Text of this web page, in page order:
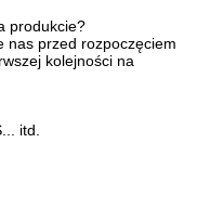
produkcie?
nas przed rozpoczęciem
kolejności na
itd.